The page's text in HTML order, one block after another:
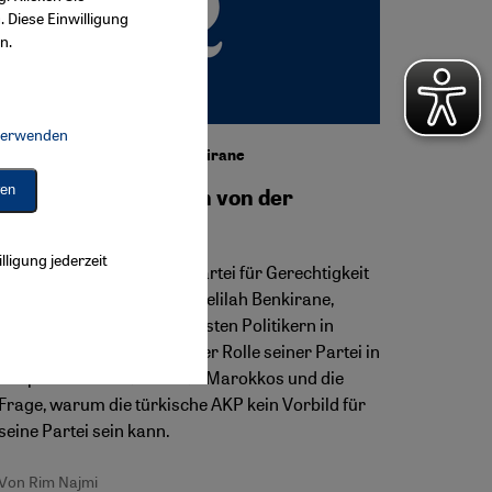
Interview mit Abdelilah Benkirane
trennen Welten von der
Der Generalsekretär der Partei für Gerechtigkeit
und Entwicklung (PJD), Abdelilah Benkirane,
gehört zu den einflussreichsten Politikern in
Marokko. Ein Gespräch über Rolle seiner Partei in
der politischen Landschaft Marokkos und die
Frage, warum die türkische AKP kein Vorbild für
Partei sein kann.
Rim Najmi
Diese Einwilligung
Google Maps Embed, Google Tag Manager, Instagram Embed,
jederzeit